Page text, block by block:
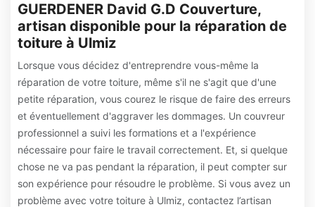
GUERDENER David G.D Couverture,
artisan disponible pour la réparation de
toiture à Ulmiz
Lorsque vous décidez d'entreprendre vous-même la
réparation de votre toiture, même s'il ne s'agit que d'une
petite réparation, vous courez le risque de faire des erreurs
et éventuellement d'aggraver les dommages. Un couvreur
professionnel a suivi les formations et a l'expérience
nécessaire pour faire le travail correctement. Et, si quelque
chose ne va pas pendant la réparation, il peut compter sur
son expérience pour résoudre le problème. Si vous avez un
problème avec votre toiture à Ulmiz, contactez l’artisan